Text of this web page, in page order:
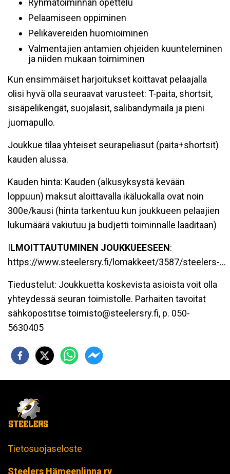
Ryhmätoiminnan opettelu
Pelaamiseen oppiminen
Pelikavereiden huomioiminen
Valmentajien antamien ohjeiden kuunteleminen
ja niiden mukaan toimiminen
Kun ensimmäiset harjoitukset koittavat pelaajalla
olisi hyvä olla seuraavat varusteet: T-paita, shortsit,
sisäpelikengät, suojalasit, salibandymaila ja pieni
juomapullo.
Joukkue tilaa yhteiset seurapeliasut (paita+shortsit)
kauden alussa.
Kauden hinta: Kauden (alkusyksystä kevään
loppuun) maksut aloittavalla ikäluokalla ovat noin
300e/kausi (hinta tarkentuu kun joukkueen pelaajien
lukumäärä vakiutuu ja budjetti toiminnalle laaditaan)
ILMOITTAUTUMINEN JOUKKUEESEEN:
https://www.steelersry.fi/lomakkeet/3587/steelers-...
Tiedustelut: Joukkuetta koskevista asioista voit olla
yhteydessä seuran toimistolle. Parhaiten tavoitat
sähköpostitse toimisto@steelersry.fi, p. 050-
5630405
Tietosuojaseloste
Steelers Hämeenlinna ry